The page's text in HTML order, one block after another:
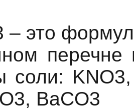
это
перечне
соли:
BaCO3